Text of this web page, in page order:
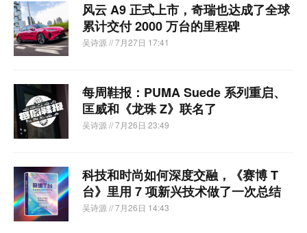
风云 A9 正式上市，奇瑞也达成了全球
累计交付 2000 万台的里程碑
吴诗源 // 7月27日 17:41
每周鞋报：PUMA Suede 系列重启、
匡威和《龙珠 Z》联名了
吴诗源 // 7月26日 23:49
科技和时尚如何深度交融，《赛博 T
台》里用 7 项新兴技术做了一次总结
吴诗源 // 7月26日 14:43